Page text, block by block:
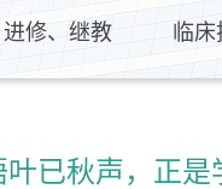
进修、继教 临床
叶已秋声，正